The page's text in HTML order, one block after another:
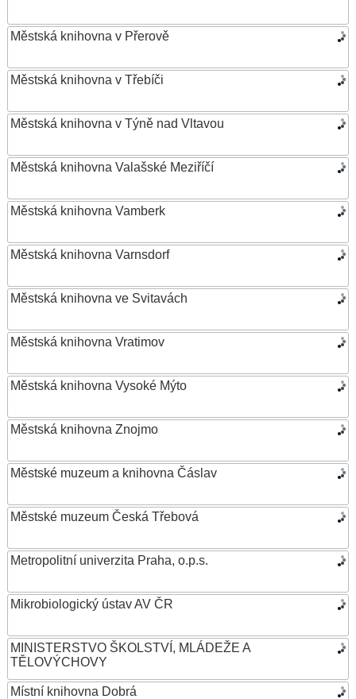
Městská knihovna v Přerově
Městská knihovna v Třebíči
Městská knihovna v Týně nad Vltavou
Městská knihovna Valašské Meziříčí
Městská knihovna Vamberk
Městská knihovna Varnsdorf
Městská knihovna ve Svitavách
Městská knihovna Vratimov
Městská knihovna Vysoké Mýto
Městská knihovna Znojmo
Městské muzeum a knihovna Čáslav
Městské muzeum Česká Třebová
Metropolitní univerzita Praha, o.p.s.
Mikrobiologický ústav AV ČR
MINISTERSTVO ŠKOLSTVÍ, MLÁDEŽE A
TĚLOVÝCHOVY
Místní knihovna Dobrá